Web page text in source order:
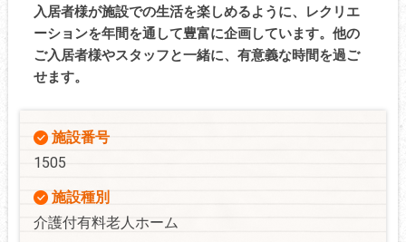
入居者様が施設での生活を楽しめるように、レクリエ
ーションを年間を通して豊富に企画しています。他の
ご入居者様やスタッフと一緒に、有意義な時間を過ご
せます。
施設番号
1505
施設種別
介護付有料老人ホーム